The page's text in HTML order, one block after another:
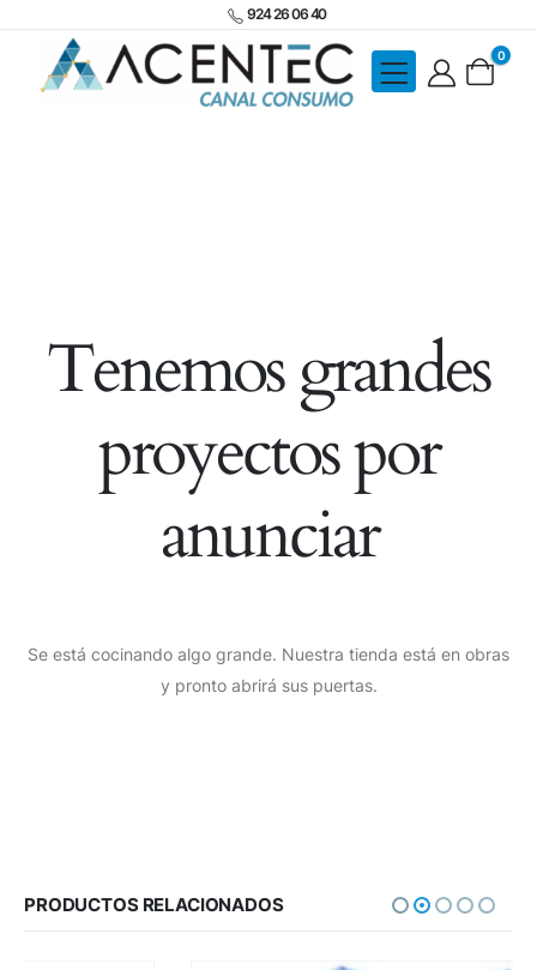
924 26 06 40
0
Tenemos grandes
proyectos por
anunciar
Se está cocinando algo grande. Nuestra tienda está en obras
y pronto abrirá sus puertas.
PRODUCTOS RELACIONADOS